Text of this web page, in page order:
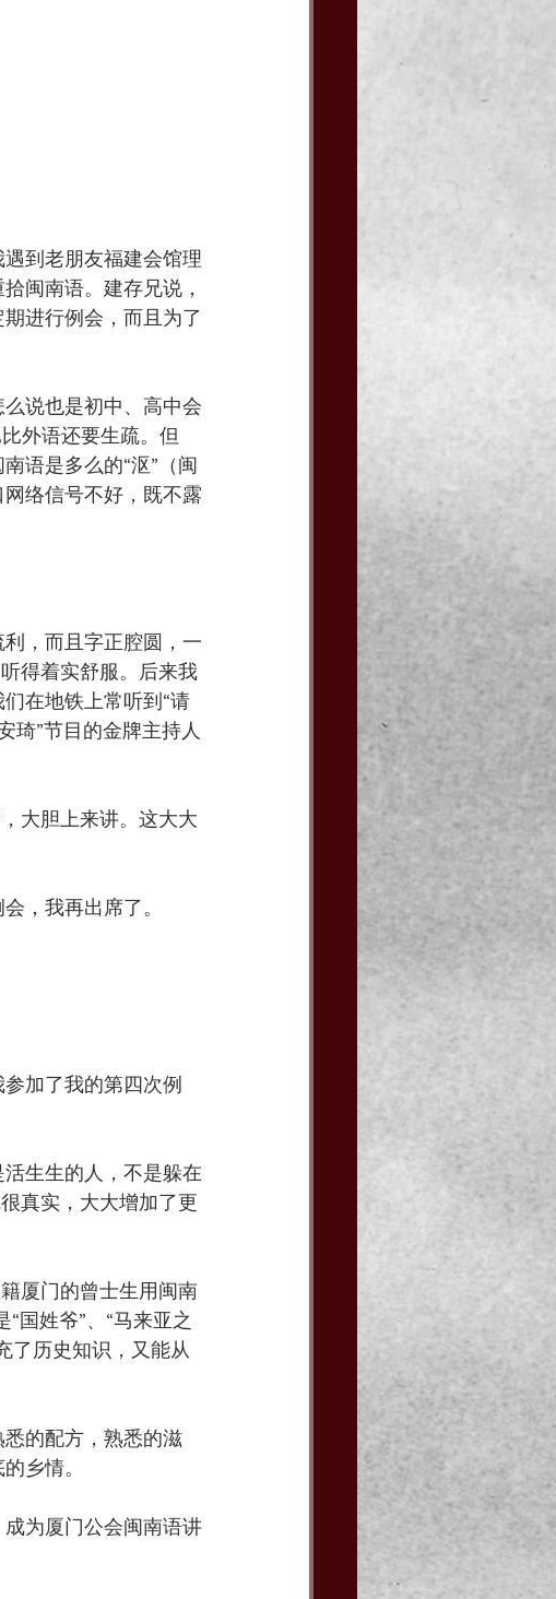
到老朋友福建会馆理
闽南语。建存兄说，
进行例会，而且为了
说也是初中、高中会
外语还要生疏。但
语是多么的“沤”（闽
络信号不好，既不露
，而且字正腔圆，一
得着实舒服。后来我
在地铁上常听到“请
琦”节目的金牌主持人
大胆上来讲。这大大
，我再出席了。
加了我的第四次例
生生的人，不是躲在
真实，大大增加了更
厦门的曾士生用闽南
国姓爷”、“马来亚之
了历史知识，又能从
的配方，熟悉的滋
乡情。
为厦门公会闽南语讲